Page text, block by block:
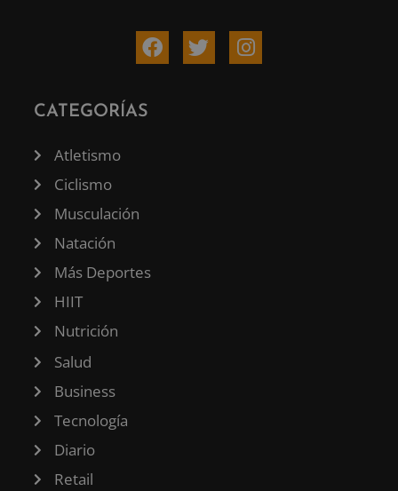
CATEGORÍAS
Atletismo
Ciclismo
Musculación
Natación
Más Deportes
HIIT
Nutrición
Salud
Business
Tecnología
Diario
Retail